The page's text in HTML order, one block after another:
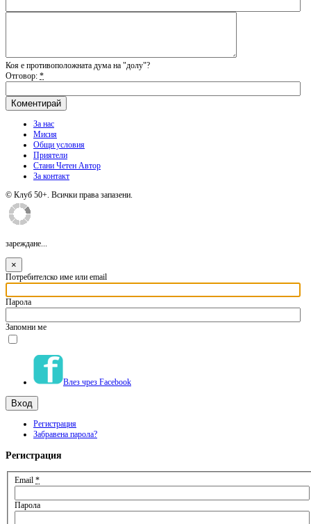
Коя е противоположната дума на "долу"?
Отговор: *
За нас
Мисия
Общи условия
Приятели
Стани Четен Автор
За контакт
© Клуб 50+. Всички права запазени.
зареждане...
×
Потребителско име или email
Парола
Запомни ме
Влез чрез Facebook
Регистрация
Забравена парола?
Регистрация
Email *
Парола